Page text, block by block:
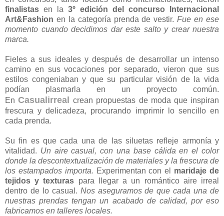
finalistas en la 3º edición del concurso Internacional
Art&Fashion en la categoría prenda de vestir.Fue en ese
momento cuando decidimos dar este salto y crear nuestra
marca.
Fieles a sus ideales y después de desarrollar un intenso
camino en sus vocaciones por separado, vieron que sus
estilos congeniaban y que su particular visión de la vida
podían plasmarla en un proyecto común.
EnCasualirreal
crean propuestas de moda que inspiran
frescura y delicadeza, procurando imprimir lo sencillo en
cada prenda.
Su fin es que cada una de las siluetas refleje armonía y
vitalidad. Un aire casual, con una base cálida en el color
donde la descontextualización de materiales y la frescura de
los estampados importa. Experimentan con el maridaje de
tejidos y texturas para llegar a un romántico aire irreal
dentro de lo casual. Nos aseguramos de que cada una de
nuestras prendas tengan un acabado de calidad, por eso
fabricamos en talleres locales.